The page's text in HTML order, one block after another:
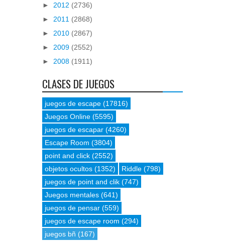
► 2012 (2736)
► 2011 (2868)
► 2010 (2867)
► 2009 (2552)
► 2008 (1911)
CLASES DE JUEGOS
juegos de escape (17816)
Juegos Online (5595)
juegos de escapar (4260)
Escape Room (3804)
point and click (2552)
objetos ocultos (1352) Riddle (798)
juegos de point and clik (747)
Juegos mentales (641)
juegos de pensar (559)
juegos de escape room (294)
juegos bñ (167)